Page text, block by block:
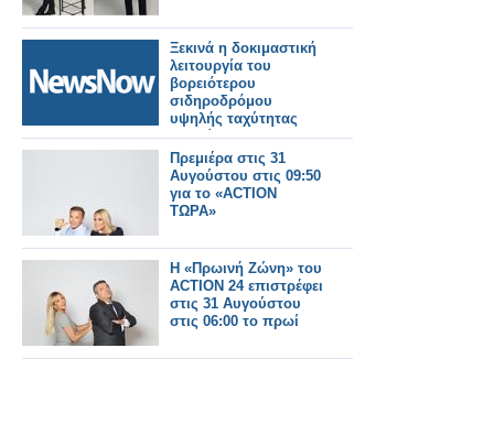
Ξεκινά η δοκιμαστική
λειτουργία του
βορειότερου
σιδηροδρόμου
υψηλής ταχύτητας
της Κίνας.
Πρεμιέρα στις 31
Αυγούστου στις 09:50
για το «ACTION
ΤΩΡΑ»
Η «Πρωινή Ζώνη» του
ACTION 24 επιστρέφει
στις 31 Αυγούστου
στις 06:00 το πρωί